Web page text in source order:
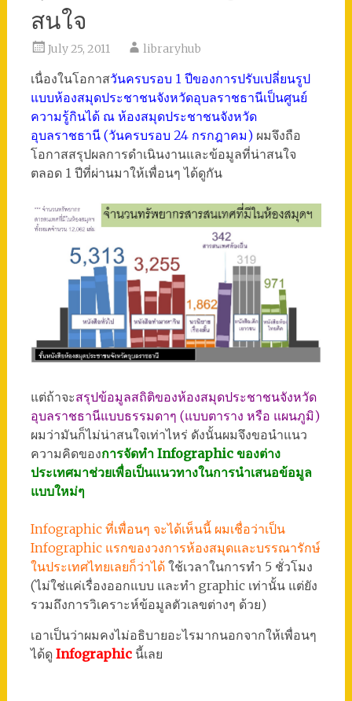
สนใจ
July 25, 2011 libraryhub
เนื่องในโอกาสวันครบรอบ 1 ปีของการปรับเปลี่ยนรูป
แบบห้องสมุดประชาชนจังหวัดอุบลราชธานีเป็นศูนย์
ความรู้กินได้ ณ ห้องสมุดประชาชนจังหวัด
อุบลราชธานี (วันครบรอบ 24 กรกฎาคม)ผมจึงถือ
โอกาสสรุปผลการดำเนินงานและข้อมูลที่น่าสนใจ
ตลอด 1 ปีที่ผ่านมาให้เพื่อนๆ ได้ดูกัน
แต่ถ้าจะสรุปข้อมูลสถิติของห้องสมุดประชาชนจังหวัด
อุบลราชธานีแบบธรรมดาๆ (แบบตาราง หรือ แผนภูมิ)
ผมว่ามันก็ไม่น่าสนใจเท่าไหร่ ดังนั้นผมจึงขอนำแนว
ความคิดของการจัดทำ Infographic ของต่าง
ประเทศมาช่วยเพื่อเป็นแนวทางในการนำเสนอข้อมูล
แบบใหม่ๆ
Infographic ที่เพื่อนๆ จะได้เห็นนี้ ผมเชื่อว่าเป็น
Infographic แรกของวงการห้องสมุดและบรรณารักษ์
ในประเทศไทยเลยก็ว่าได้ใช้เวลาในการทำ 5 ชั่วโมง
(ไม่ใช่แค่เรื่องออกแบบ และทำ graphic เท่านั้น แต่ยัง
รวมถึงการวิเคราะห์ข้อมูลตัวเลขต่างๆ ด้วย)
เอาเป็นว่าผมคงไม่อธิบายอะไรมากนอกจากให้เพื่อนๆ
ได้ดู Infographicนี้เลย